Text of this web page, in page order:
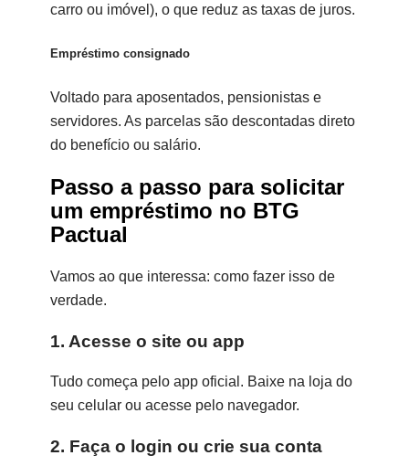
carro ou imóvel), o que reduz as taxas de juros.
Empréstimo consignado
Voltado para aposentados, pensionistas e
servidores. As parcelas são descontadas direto
do benefício ou salário.
Passo a passo para solicitar
um empréstimo no BTG
Pactual
Vamos ao que interessa: como fazer isso de
verdade.
1. Acesse o site ou app
Tudo começa pelo app oficial. Baixe na loja do
seu celular ou acesse pelo navegador.
2. Faça o login ou crie sua conta